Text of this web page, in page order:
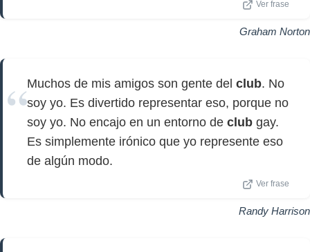
Ver frase
Graham Norton
Muchos de mis amigos son gente del club. No
soy yo. Es divertido representar eso, porque no
soy yo. No encajo en un entorno de club gay.
Es simplemente irónico que yo represente eso
de algún modo.
Ver frase
Randy Harrison